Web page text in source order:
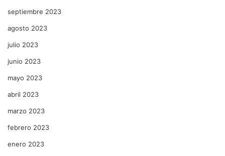
septiembre 2023
agosto 2023
julio 2023
junio 2023
mayo 2023
abril 2023
marzo 2023
febrero 2023
enero 2023